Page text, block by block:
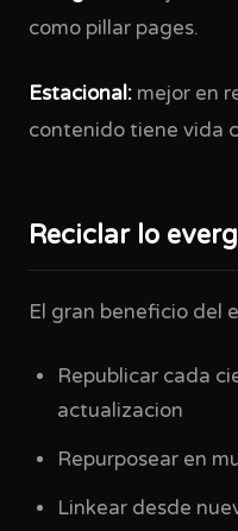
como pillar pages.
Estacional: mejor en
contenido tiene vida
Reciclar lo
El gran beneficio del
Republicar cada
actualizacion
Repurposear en
Linkear desde